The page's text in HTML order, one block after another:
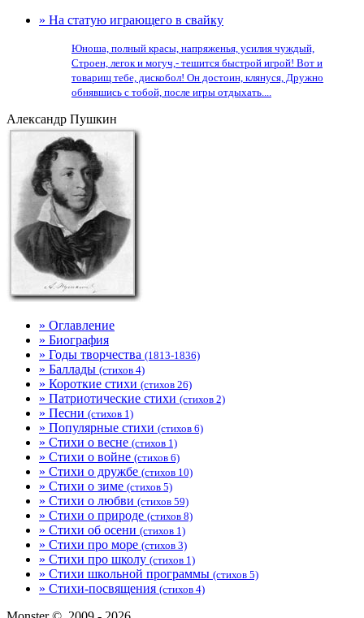
» На статую играющего в свайку
Юноша, полный красы, напряженья, усилия чуждый,
Строен, легок и могуч,- тешится быстрой игрой! Вот и
товарищ тебе, дискобол! Он достоин, клянуся, Дружно
обнявшись с тобой, после игры отдыхать....
Александр Пушкин
» Оглавление
» Биография
» Годы творчества (1813-1836)
» Баллады (стихов 4)
» Короткие стихи (стихов 26)
» Патриотические стихи (стихов 2)
» Песни (стихов 1)
» Популярные стихи (стихов 6)
» Стихи о весне (стихов 1)
» Стихи о войне (стихов 6)
» Стихи о дружбе (стихов 10)
» Стихи о зиме (стихов 5)
» Стихи о любви (стихов 59)
» Стихи о природе (стихов 8)
» Стихи об осени (стихов 1)
» Стихи про море (стихов 3)
» Стихи про школу (стихов 1)
» Стихи школьной программы (стихов 5)
» Стихи-посвящения (стихов 4)